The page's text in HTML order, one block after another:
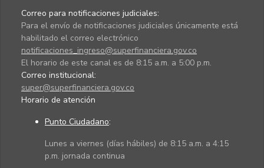
Correo para notificaciones judiciales:
Para el envío de notificaciones judiciales únicamente está
habilitado el correo electrónico
notificaciones_ingreso@superfinanciera.gov.co
El horario de este canal es de 8:15 a.m. a 5:00 p.m.
Correo institucional:
super@superfinanciera.gov.co
Horario de atención
Punto Ciudadano:
Lunes a viernes (días hábiles) de 8:15 a.m. a 4:15
p.m. jornada continua